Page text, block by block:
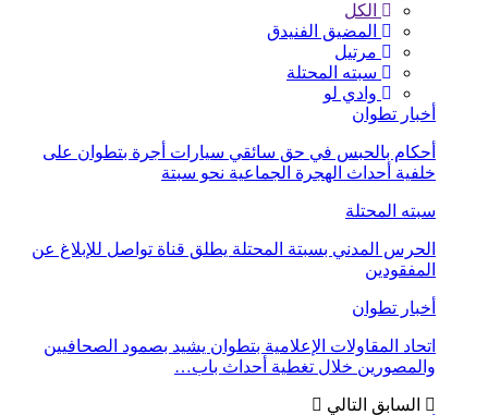
الكل
المضيق الفنيدق
مرتيل
سبته المحتلة
وادي لو
أخبار تطوان
أحكام بالحبس في حق سائقي سيارات أجرة بتطوان على
خلفية أحداث الهجرة الجماعية نحو سبتة
سبته المحتلة
الحرس المدني بسبتة المحتلة يطلق قناة تواصل للإبلاغ عن
المفقودين
أخبار تطوان
اتحاد المقاولات الإعلامية بتطوان يشيد بصمود الصحافيين
والمصورين خلال تغطية أحداث باب…
السابق التالي